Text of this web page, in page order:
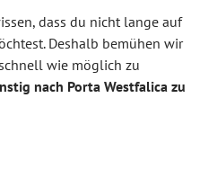
dass du nicht lange auf
Deshalb bemühen wir
wie möglich zu
nach Porta Westfalica zu